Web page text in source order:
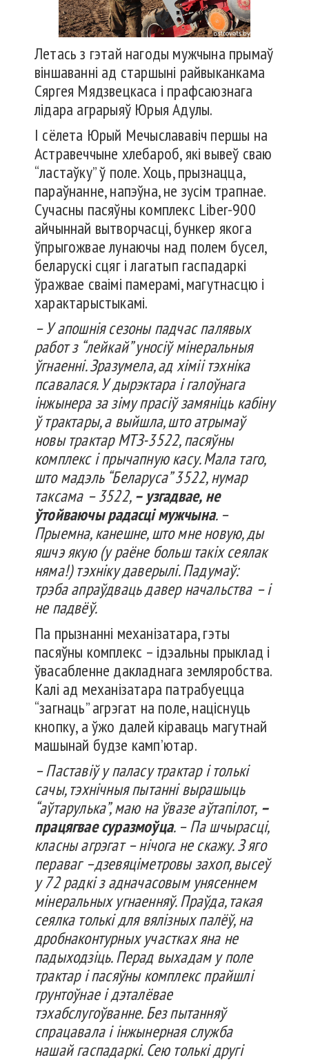
Летась з гэтай нагоды мужчына прымаў
віншаванні ад старшыні райвыканкама
Сяргея Мядзвецкаса і прафсаюзнага
лідара аграрыяў Юрыя Адулы.
І сёлета Юрый Мечыслававіч першы на
Астравеччыне хлебароб, які вывеў сваю
“ластаўку” ў поле. Хоць, прызнацца,
параўнанне, напэўна, не зусім трапнае.
Сучасны пасяўны комплекс Liber-900
айчыннай вытворчасці, бункер якога
ўпрыгожвае лунаючы над полем бусел,
беларускі сцяг і лагатып гаспадаркі
ўражвае сваімі памерамі, магутнасцю і
характарыстыкамі.
– У апошнія сезоны падчас палявых
работ з “лейкай” уносіў мінеральныя
ўгнаенні. Зразумела, ад хіміі тэхніка
псавалася. У дырэктара і галоўнага
інжынера за зіму прасіў замяніць кабіну
ў трактары, а выйшла, што атрымаў
новы трактар МТЗ-3522, пасяўны
комплекс і прычапную касу. Мала таго,
што мадэль “Беларуса” 3522, нумар
таксама – 3522,– узгадвае, не
ўтойваючы радасці мужчына. –
Прыемна, канешне, што мне новую, ды
яшчэ якую (у раёне больш такіх сеялак
няма!) тэхніку даверылі. Падумаў:
трэба апраўдваць давер начальства – і
не падвёў.
Па прызнанні механізатара, гэты
пасяўны комплекс – ідэальны прыклад і
ўвасабленне дакладнага земляробства.
Калі ад механізатара патрабуецца
“загнаць” агрэгат на поле, націснуць
кнопку, а ўжо далей кіраваць магутнай
машынай будзе камп’ютар.
– Паставіў у паласу трактар і толькі
сачы, тэхнічныя пытанні вырашыць
“аўтарулька”, маю на ўвазе аўтапілот, –
працягвае суразмоўца. – Па шчырасці,
класны агрэгат – нічога не скажу. З яго
пераваг –дзевяціметровы захоп, высеў
у 72 радкі з адначасовым унясеннем
мінеральных угнаенняў. Праўда, такая
сеялка толькі для вялізных палёў, на
дробнаконтурных участках яна не
падыходзіць. Перад выхадам у поле
трактар і пасяўны комплекс прайшлі
грунтоўнае і дэталёвае
тэхабслугоўванне. Без пытанняў
спрацавала і інжынерная служба
нашай гаспадаркі. Сею толькі другі